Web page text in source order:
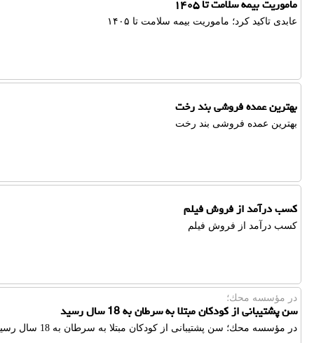
ماموریت بیمه سلامت تا ۱۴۰۵
عابدی تاكید كرد؛ ماموریت بیمه سلامت تا ۱۴۰۵
بهترین عمده فروشی بند رخت
بهترین عمده فروشی بند رخت
کسب درآمد از فروش فیلم
کسب درآمد از فروش فیلم
در مؤسسه محك؛
سن پشتیبانی از کودکان مبتلا به سرطان به 18 سال رسید
در مؤسسه محك؛ سن پشتیبانی از کودکان مبتلا به سرطان به 18 سال رسید